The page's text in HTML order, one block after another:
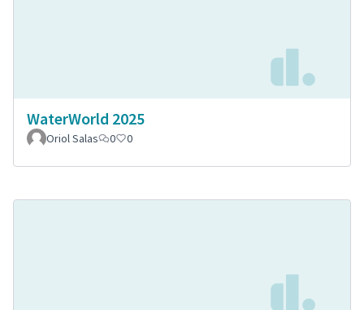
WaterWorld 2025
Oriol Salas 0 0